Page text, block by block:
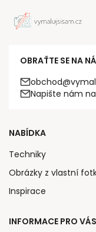
OBRAŤTE SE NA
Napište nám
NABÍDKA
Techniky
Obrázky z vlastní
Inspirace
INFORMACE PRO VÁS